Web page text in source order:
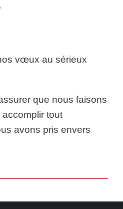
vœux au sérieux
que nous faisons
tout
avons pris envers